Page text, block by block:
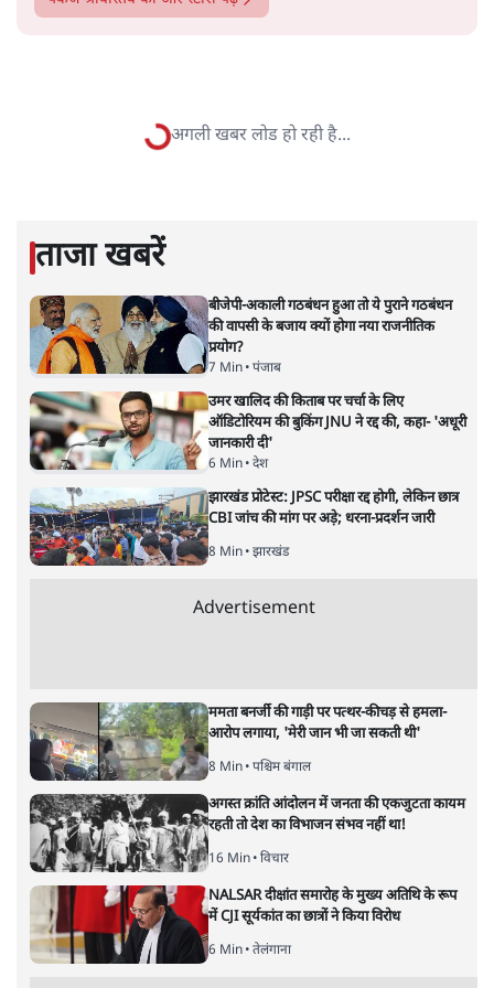
पंकज श्रीवास्तव
डॉ. पंकज श्रीवास्तव स्वतंत्र टिप्पणीकार हैं।
पंकज श्रीवास्तवकी और स्टोरी पढ़ें
मनरेगा से ‘जी राम जी’: रोज़गार योजना
राम पुनियानी
मनरेगा का नाम बदलकर ‘जी राम जी’ किए जाने से नई बहस छिड़
गई है। क्या यह प्रशासनिक सुधार है या योजनाओं के नाम बदलने की
राजनीतिक रणनीति? पढ़िए रोज़गार, अधिकार और सियासी मक़सद
की पड़ताल।